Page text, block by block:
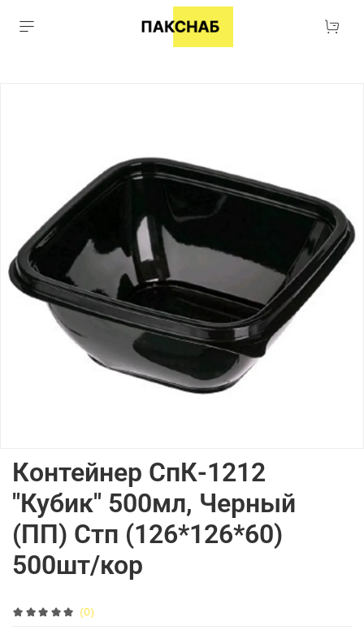
(0)
Контейнер СпК-1212
"Кубик" 500мл, Черный
(ПП) Стп (126*126*60)
500шт/кор